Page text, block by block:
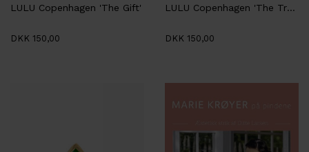
LULU Copenhagen 'The Gift'
DKK 150,00
LULU Copenhagen 'The Tree'
DKK 150,00